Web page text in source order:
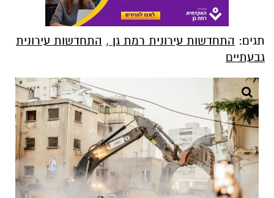
תגים: התחדשות עירונית רמת גן , התחדשות עירונית
גבעתיים